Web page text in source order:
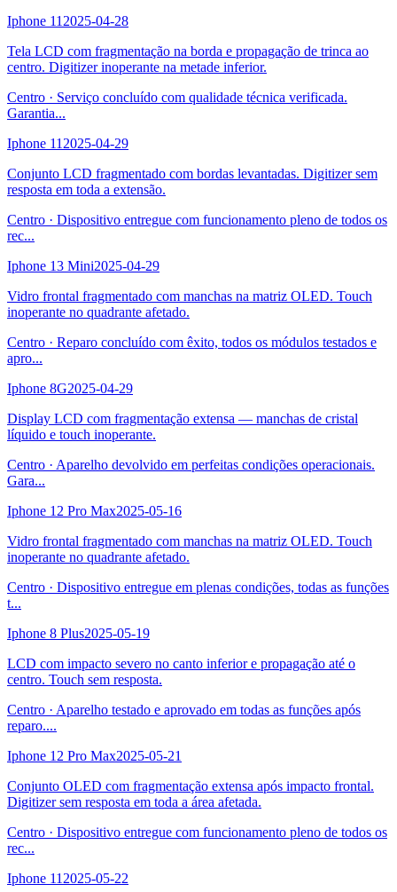
Iphone 11 2025-04-28
Tela LCD com fragmentação na borda e propagação de trinca ao
centro. Digitizer inoperante na metade inferior.
Centro · Serviço concluído com qualidade técnica verificada.
Garantia...
Iphone 11 2025-04-29
Conjunto LCD fragmentado com bordas levantadas. Digitizer sem
resposta em toda a extensão.
Centro · Dispositivo entregue com funcionamento pleno de todos os
rec...
Iphone 13 Mini2025-04-29
Vidro frontal fragmentado com manchas na matriz OLED. Touch
inoperante no quadrante afetado.
Centro · Reparo concluído com êxito, todos os módulos testados e
apro...
Iphone 8G2025-04-29
Display LCD com fragmentação extensa — manchas de cristal
líquido e touch inoperante.
Centro · Aparelho devolvido em perfeitas condições operacionais.
Gara...
Iphone 12 Pro Max2025-05-16
Vidro frontal fragmentado com manchas na matriz OLED. Touch
inoperante no quadrante afetado.
Centro · Dispositivo entregue em plenas condições, todas as funções
t...
Iphone 8 Plus2025-05-19
LCD com impacto severo no canto inferior e propagação até o
centro. Touch sem resposta.
Centro · Aparelho testado e aprovado em todas as funções após
reparo....
Iphone 12 Pro Max2025-05-21
Conjunto OLED com fragmentação extensa após impacto frontal.
Digitizer sem resposta em toda a área afetada.
Centro · Dispositivo entregue com funcionamento pleno de todos os
rec...
Iphone 11 2025-05-22